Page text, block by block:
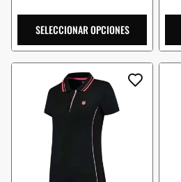
SELECCIONAR OPCIONES